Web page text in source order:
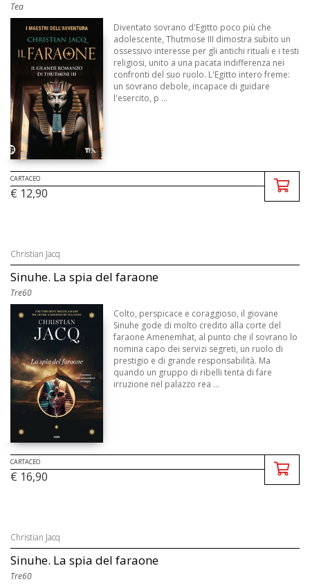
Tea
Diventato sovrano d'Egitto poco più che
adolescente, Thutmose III dimostra subito un
ossessivo interesse per gli antichi rituali e i testi
religiosi, unito a una pacata indifferenza nei
confronti del suo ruolo. L'Egitto intero freme:
un sovrano debole, incapace di guidare
l'esercito, p ...
CARTACEO
€ 12,90
Christian Jacq
Sinuhe. La spia del faraone
Tre60
Colto, perspicace e coraggioso, il giovane
Sinuhe gode di molto credito alla corte del
faraone Amenemhat, al punto che il sovrano lo
nomina capo dei servizi segreti, un ruolo di
prestigio e di grande responsabilità. Ma
quando un gruppo di ribelli tenta di fare
irruzione nel palazzo rea ...
CARTACEO
€ 16,90
Christian Jacq
Sinuhe. La spia del faraone
Tre60